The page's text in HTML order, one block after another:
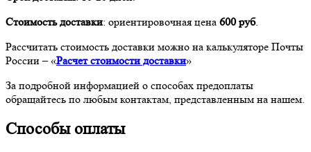
Стоимость доставки: ориентировочная цена 600 руб.
Рассчитать стоимость доставки можно на калькуляторе Почты
России – «Расчет стоимости доставки»
За подробной информацией о способах предоплаты
обращайтесь по любым контактам, представленным на нашем.
Способы оплаты